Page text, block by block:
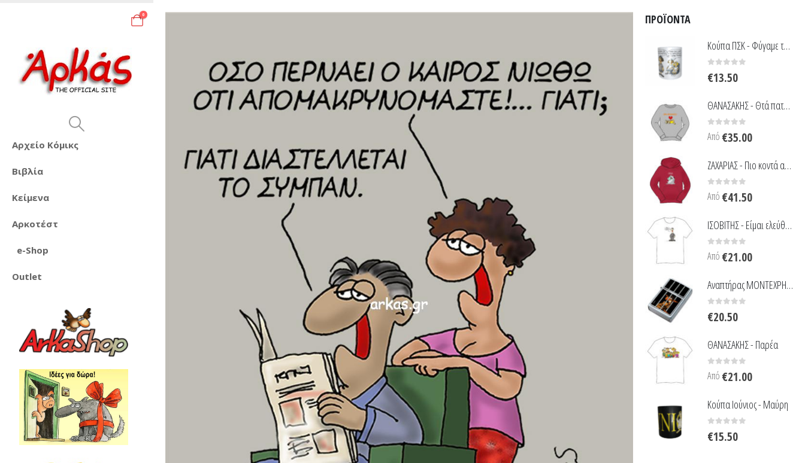
0
Αρχείο Κόμικς
Βιβλία
Κείμενα
Αρκοτέστ
e-Shop
Outlet
ΠΡΟΪΌΝΤΑ
Κούπα ΠΣΚ - Φύγαμε τριήμερο - Λευκή
€13.50
ΘΑΝΑΣΑΚΗΣ - Θτά πατώματα!
0 out of 5
Από €35.00
ΖΑΧΑΡΙΑΣ - Πιο κοντά απ' ότι πρέπει
0 out of 5
Από €41.50
ΙΣΟΒΙΤΗΣ - Είμαι ελεύθερος να κάνω ότι θέλουν
0 out of 5
Από €21.00
Αναπτήρας ΜΟΝΤΕΧΡΗΣΤΟΣ
€20.50
ΘΑΝΑΣΑΚΗΣ - Παρέα
0 out of 5
Από €21.00
Κούπα Ιούνιος - Μαύρη
€15.50